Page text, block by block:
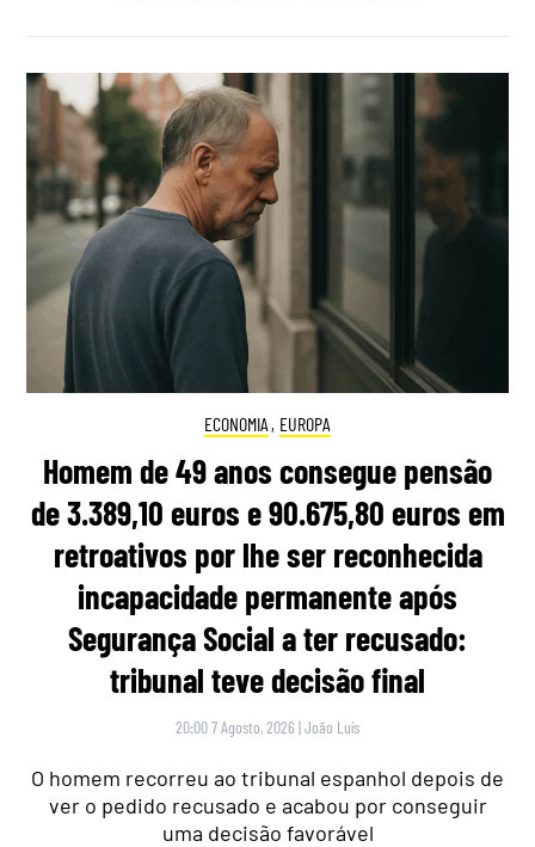
ECONOMIA , EUROPA
Homem de 49 anos consegue pensão
de 3.389,10 euros e 90.675,80 euros em
retroativos por lhe ser reconhecida
incapacidade permanente após
Segurança Social a ter recusado:
tribunal teve decisão final
20:00 7 Agosto, 2026 |João Luís
O homem recorreu ao tribunal espanhol depois de
ver o pedido recusado e acabou por conseguir
uma decisão favorável